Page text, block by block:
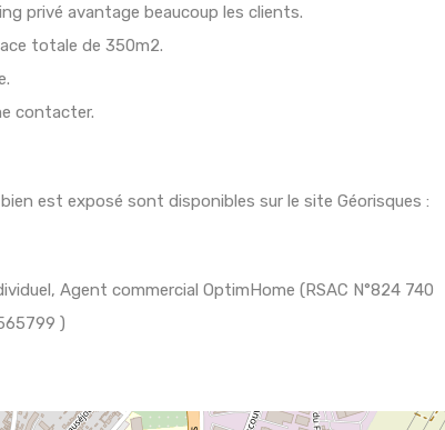
privé avantage beaucoup les clients.
totale de 350m2.
contacter.
est exposé sont disponibles sur le site Géorisques :
Agent commercial OptimHome (RSAC N°824 740
)